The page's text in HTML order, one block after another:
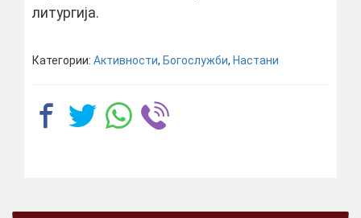
литургија.
Категории: Активности, Богослужби, Настани